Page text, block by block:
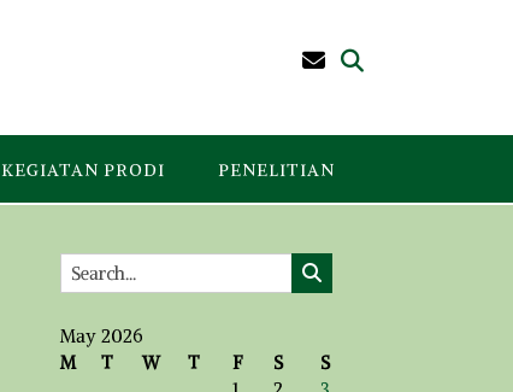
KEGIATAN PRODI PENELITIAN
May 2026
M
T W T F S
S